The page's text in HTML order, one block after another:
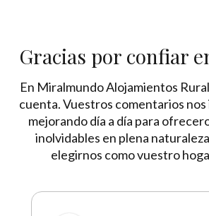
Gracias por confiar
En Miralmundo Alojamientos
cuenta. Vuestros comentarios
mejorando día a día para
inolvidables en plena
elegirnos como vuestro